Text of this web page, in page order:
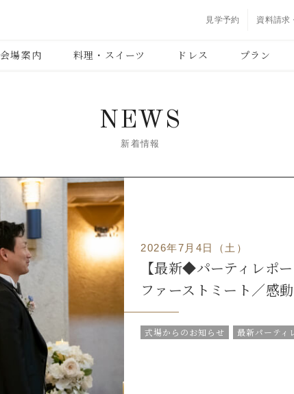
見学予約 資料請求
会場案内 料理・スイーツ ドレス プラン
NEWS
新着情報
2026年7月4日（土）
【最新◆パーティレポ
ファーストミート／感
式場からのお知らせ 最新パーティ